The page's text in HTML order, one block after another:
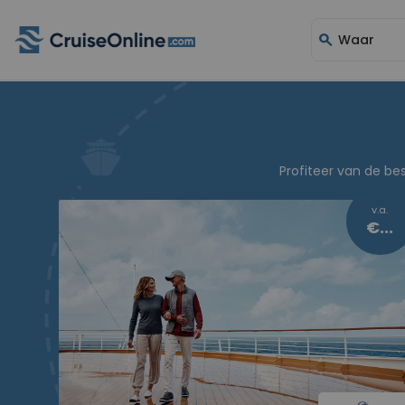
search Waar
Profiteer van de
v.a.
€899